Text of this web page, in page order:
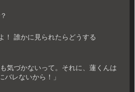
！ 誰かに見られたらどうする
気づかないって。それに、蓮くんは
バレないから！」